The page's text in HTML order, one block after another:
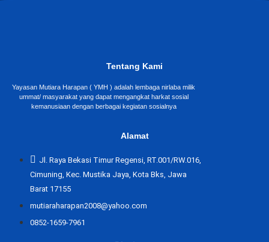
Tentang Kami
Yayasan Mutiara Harapan ( YMH ) adalah lembaga nirlaba milik
ummat/ masyarakat yang dapat mengangkat harkat sosial
kemanusiaan dengan berbagai kegiatan sosialnya
Alamat
Jl. Raya Bekasi Timur Regensi, RT.001/RW.016,
Cimuning, Kec. Mustika Jaya, Kota Bks, Jawa
Barat 17155
mutiaraharapan2008@yahoo.com
0852-1659-7961